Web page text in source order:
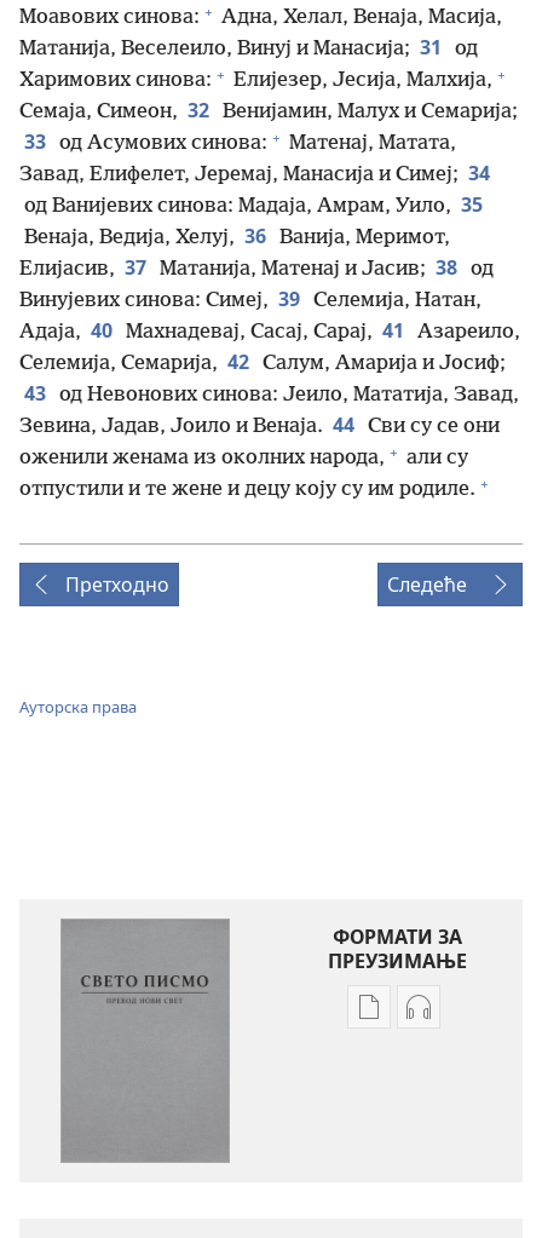
Моавових синова: + Адна, Хелал, Венаја, Масија,
Матанија, Веселеило, Винуј и Манасија; 31
од
Харимових синова: + Елијезер, Јесија, Малхија, +
Семаја, Симеон, 32 Венијамин, Малух и Семарија;
33 од Асумових синова: + Матенај, Матата,
Завад, Елифелет, Јеремај, Манасија и Симеј; 34
од Ванијевих синова: Мадаја, Амрам, Уило, 35
Венаја, Ведија, Хелуј, 36 Ванија, Меримот,
Елијасив, 37 Матанија, Матенај и Јасив; 38 од
Винујевих синова: Симеј, 39 Селемија, Натан,
Адаја, 40 Махнадевај, Сасај, Сарај, 41
Азареило,
Селемија, Семарија, 42 Салум, Амарија и Јосиф;
43 од Невонових синова: Јеило, Мататија, Завад,
Зевина, Јадав, Јоило и Венаја. 44 Сви су се они
оженили женама из околних народа, + али су
отпустили и те жене и децу коју су им родиле. +
Претходно Следеће
Ауторска права
ФОРМАТИ ЗА
ПРЕУЗИМАЊЕ
ФорматиФормати